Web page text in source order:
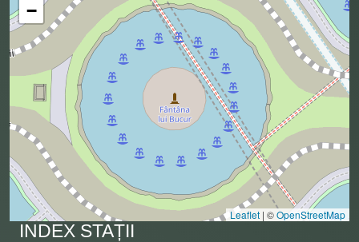
−
Leaflet | ©OpenStreetMap
INDEX STAȚII